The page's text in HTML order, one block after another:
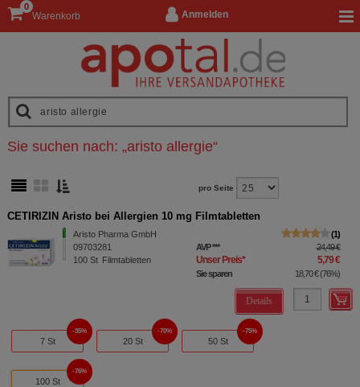
Anmelden
Warenkorb
0
Sie suchen nach: „aristo allergie“
pro Seite
CETIRIZIN Aristo bei Allergien 10 mg Filmtabletten
Aristo Pharma GmbH
09703281
100 St Filmtabletten
1
AVP*** 24,49 €
Unser Preis* 5,79 €
Sie sparen 18,70 €(76%)
Details
7 St
35%
20 St
70%
50 St
75%
100 St
76%